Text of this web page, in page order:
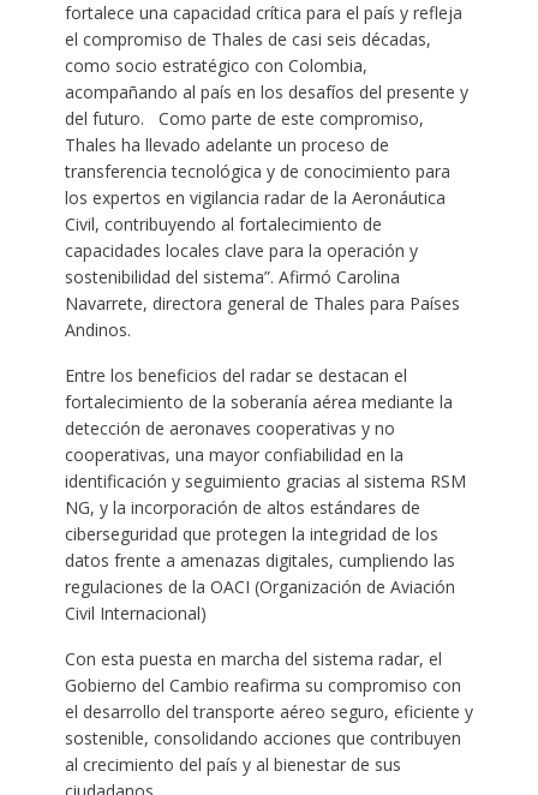
fortalece una capacidad crítica para el país y refleja
el compromiso de Thales de casi seis décadas,
como socio estratégico con Colombia,
acompañando al país en los desafíos del presente y
del futuro. Como parte de este compromiso,
Thales ha llevado adelante un proceso de
transferencia tecnológica y de conocimiento para
los expertos en vigilancia radar de la Aeronáutica
Civil, contribuyendo al fortalecimiento de
capacidades locales clave para la operación y
sostenibilidad del sistema”. Afirmó Carolina
Navarrete, directora general de Thales para Países
Andinos.
Entre los beneficios del radar se destacan el
fortalecimiento de la soberanía aérea mediante la
detección de aeronaves cooperativas y no
cooperativas, una mayor confiabilidad en la
identificación y seguimiento gracias al sistema RSM
NG, y la incorporación de altos estándares de
ciberseguridad que protegen la integridad de los
datos frente a amenazas digitales, cumpliendo las
regulaciones de la OACI (Organización de Aviación
Civil Internacional)
Con esta puesta en marcha del sistema radar, el
Gobierno del Cambio reafirma su compromiso con
el desarrollo del transporte aéreo seguro, eficiente y
sostenible, consolidando acciones que contribuyen
al crecimiento del país y al bienestar de sus